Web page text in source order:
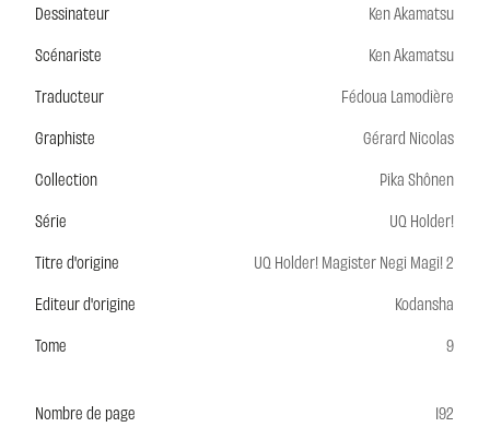
Dessinateur
Ken Akamatsu
Scénariste
Ken Akamatsu
Traducteur
Fédoua Lamodière
Graphiste
Gérard Nicolas
Collection
Pika Shônen
Série
UQ Holder!
Titre d'origine
UQ Holder! Magister Negi Magi! 2
Editeur d'origine
Kodansha
Tome
9
Nombre de page
192